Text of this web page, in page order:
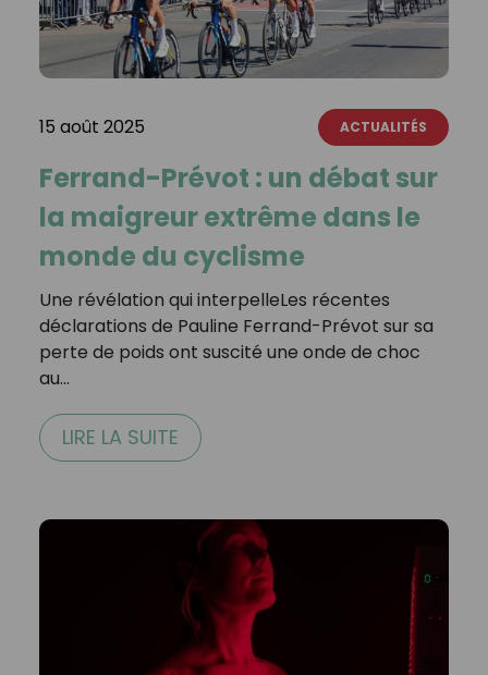
15 août 2025 ACTUALITÉS
Ferrand-Prévot : un débat sur
la maigreur extrême dans le
monde du cyclisme
Une révélation qui interpelleLes récentes
déclarations de Pauline Ferrand-Prévot sur sa
perte de poids ont suscité une onde de choc
au…
LIRE LA SUITE